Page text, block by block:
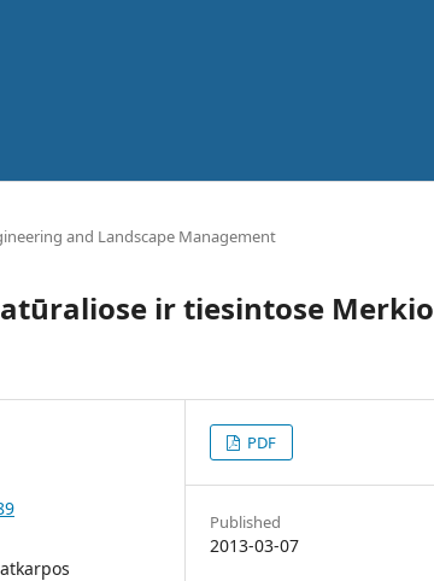
and Landscape Management
ir tiesintose Merkio
PDF
Published
2013-03-07